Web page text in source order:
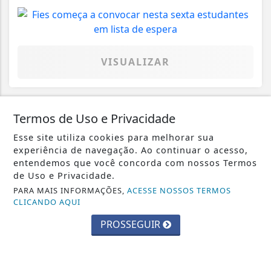
VISUALIZAR
GERAL
STF muda decisão de Moraes e reduz
pena de condenada por 8 de janeiro
VISUALIZAR
Termos de Uso e Privacidade
Esse site utiliza cookies para melhorar sua
experiência de navegação. Ao continuar o acesso,
entendemos que você concorda com nossos Termos
de Uso e Privacidade.
PARA MAIS INFORMAÇÕES,ACESSE NOSSOS TERMOS
CLICANDO AQUI
PROSSEGUIR